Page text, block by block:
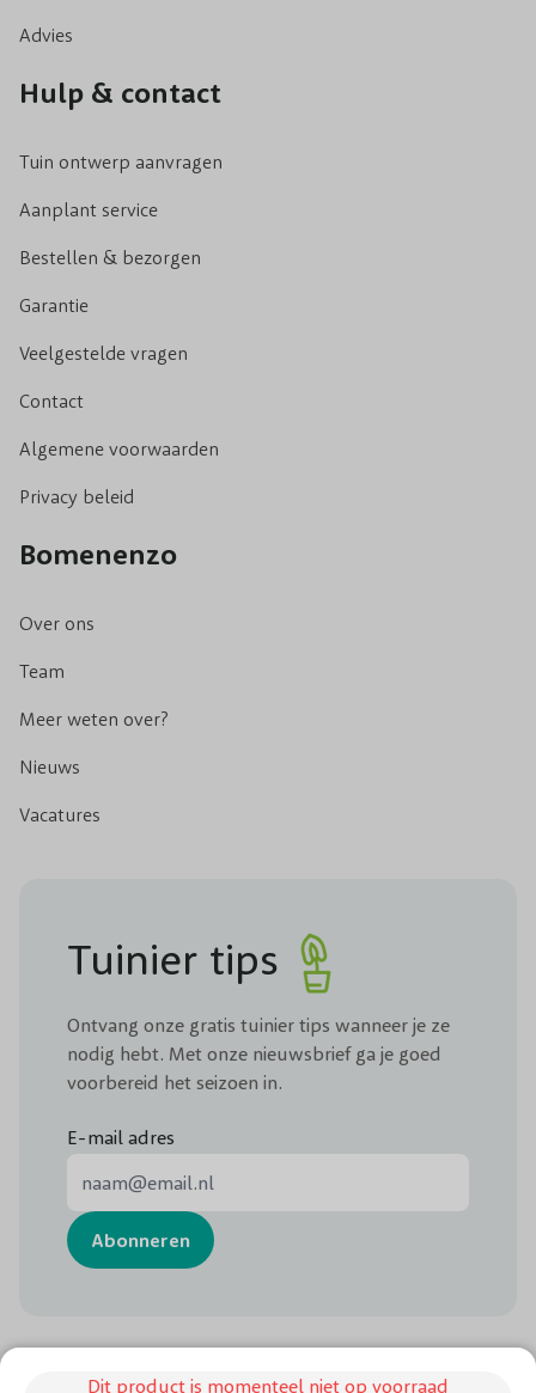
Dit product is momenteel niet op voorraad
Advies
Hulp & contact
Tuin ontwerp aanvragen
Aanplant service
Bestellen & bezorgen
Garantie
Veelgestelde vragen
Contact
Algemene voorwaarden
Privacy beleid
Bomenenzo
Over ons
Team
Meer weten over?
Nieuws
Vacatures
Tuinier tips
Ontvang onze gratis tuinier tips wanneer je ze
nodig hebt. Met onze nieuwsbrief ga je goed
voorbereid het seizoen in.
E-mail adres
Abonneren